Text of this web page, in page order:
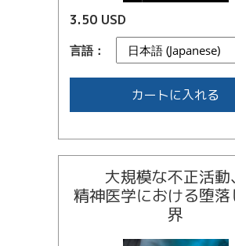
3.50 USD
言語：
カートに入れる
大規模な不正活動、
精神医学における堕落
界